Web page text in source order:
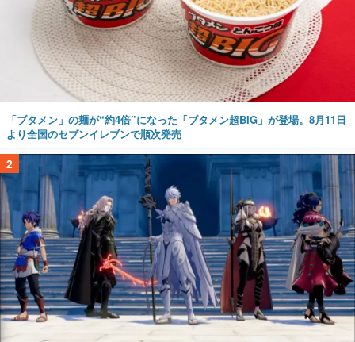
「ブタメン」の麺が“約4倍”になった「ブタメン超BIG」が登場。8月11日
より全国のセブンイレブンで順次発売
2